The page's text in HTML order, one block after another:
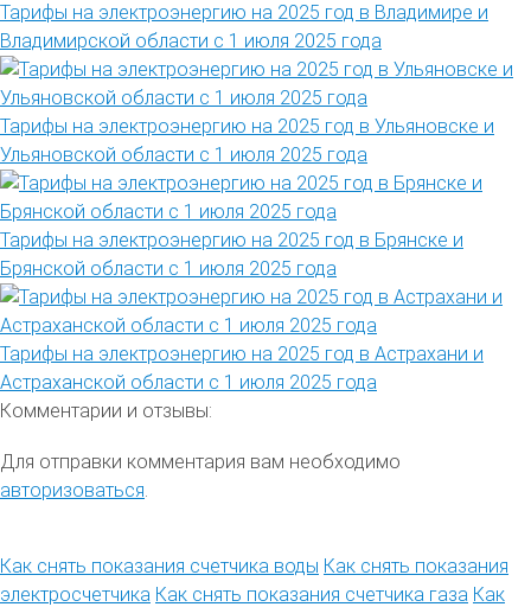
Тарифы на электроэнергию на 2025 год в Владимире и
Владимирской области с 1 июля 2025 года
Тарифы на электроэнергию на 2025 год в Ульяновске и
Ульяновской области с 1 июля 2025 года
Тарифы на электроэнергию на 2025 год в Брянске и
Брянской области с 1 июля 2025 года
Тарифы на электроэнергию на 2025 год в Астрахани и
Астраханской области с 1 июля 2025 года
Комментарии и отзывы:
Для отправки комментария вам необходимо
авторизоваться.
Как снять показания счетчика воды Как снять показания
электросчетчика Как снять показания счетчика газа Как